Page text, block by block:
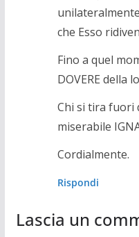
che Esso
Fino a quel
DOVERE della
Chi si tira fuori
miserabile
Cordialmente.
Rispondi
Lascia un